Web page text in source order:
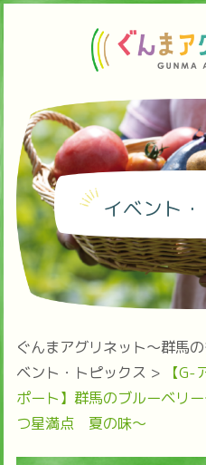
イベント
ぐんまアグリネット～群馬
ベント・トピックス >
【
ポート】群馬のブルーベリ
つ星満点 夏の味～